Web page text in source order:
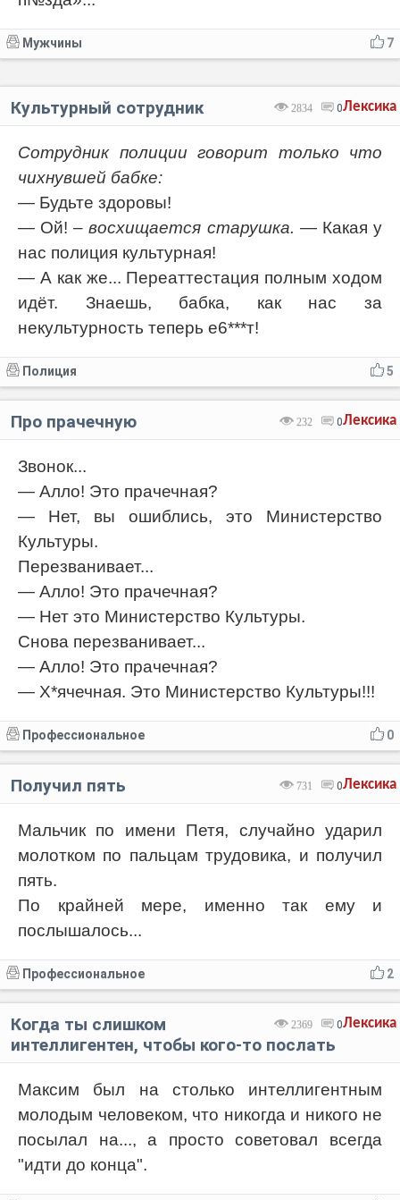
7
Мужчины
Лексика
2834 0
Культурный сотрудник
Сотрудник полиции говорит только что
чихнувшей бабке:
— Будьте здоровы!
— Ой!– восхищается старушка. — Какая у
нас полиция культурная!
— А как же... Переаттестация полным ходом
идёт. Знаешь, бабка, как нас за
некультурность теперь е6***т!
5
Полиция
Лексика
232 0
Про прачечную
Звонок...
— Алло! Это прачечная?
— Нет, вы ошиблись, это Министерство
Культуры.
Перезванивает...
— Алло! Это прачечная?
— Нет это Министерство Культуры.
Снова перезванивает...
— Алло! Это прачечная?
— Х*ячечная. Это Министерство Культуры!!!
0
Профессиональное
Лексика
731 0
Получил пять
Мальчик по имени Петя, случайно ударил
молотком по пальцам трудовика, и получил
пять.
По крайней мере, именно так ему и
послышалось...
2
Профессиональное
Лексика
2369 0
Когда ты слишком
интеллигентен, чтобы кого-то послать
Максим был на столько интеллигентным
молодым человеком, что никогда и никого не
посылал на..., а просто советовал всегда
"идти до конца".